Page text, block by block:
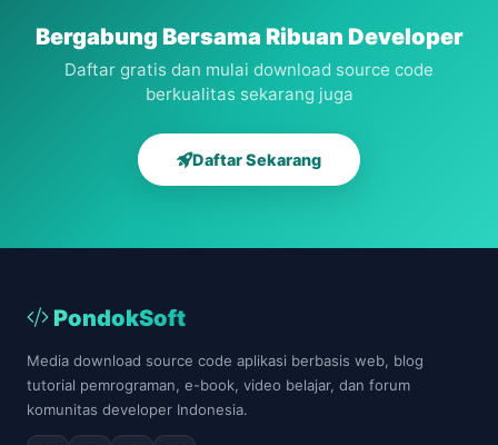
Bergabung Bersama Ribuan Developer
Daftar gratis dan mulai download source code
berkualitas sekarang juga
Daftar Sekarang
PondokSoft
Media download source code aplikasi berbasis web, blog
tutorial pemrograman, e-book, video belajar, dan forum
komunitas developer Indonesia.